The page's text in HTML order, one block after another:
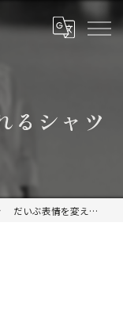
るシャツ
だいぶ表情を変えられるシャツ